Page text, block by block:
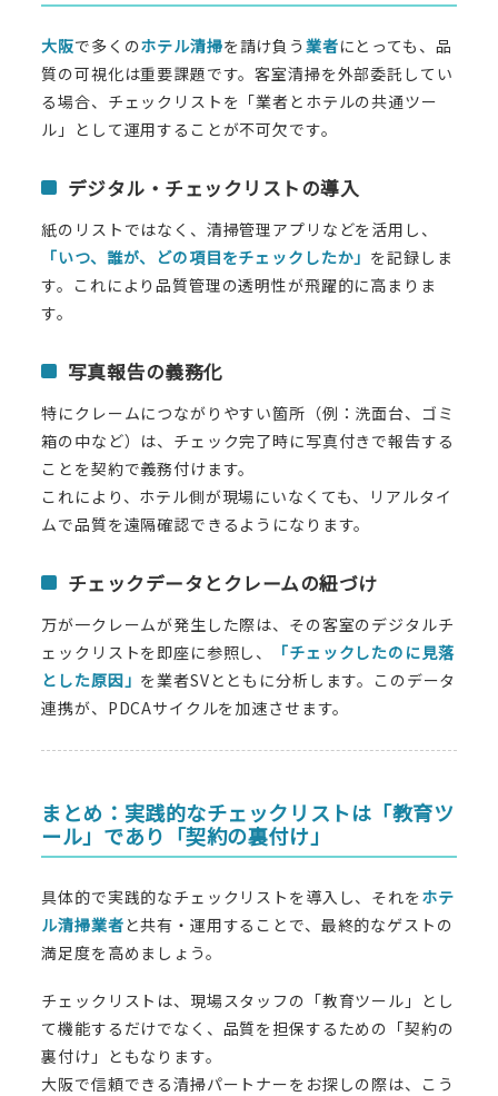
大阪で多くのホテル清掃を請け負う 業者にとっても、品
質の可視化は重要課題です。客室清掃を外部委託してい
る場合、チェックリストを「業者とホテルの共通ツー
ル」として運用することが不可欠です。
デジタル・チェックリストの導入
紙のリストではなく、清掃管理アプリなどを活用し、
「いつ、誰が、どの項目をチェックしたか」 を記録しま
す。これにより品質管理の透明性が飛躍的に高まりま
す。
写真報告の義務化
特にクレームにつながりやすい箇所（例：洗面台、ゴミ
箱の中など）は、チェック完了時に写真付きで報告する
ことを契約で義務付けます。
これにより、ホテル側が現場にいなくても、リアルタイ
ムで品質を遠隔確認できるようになります。
チェックデータとクレームの紐づけ
万が一クレームが発生した際は、その客室のデジタルチ
ェックリストを即座に参照し、
「チェックしたのに見落
とした原因」 を業者SVとともに分析します。このデータ
連携が、PDCAサイクルを加速させます。
まとめ：実践的なチェックリストは「教育ツ
ール」であり「契約の裏付け」
具体的で実践的なチェックリストを導入し、それをホテ
ル清掃業者と共有・運用することで、最終的なゲストの
満足度を高めましょう。
チェックリストは、現場スタッフの「教育ツール」とし
て機能するだけでなく、品質を担保するための「契約の
裏付け」ともなります。
大阪で信頼できる清掃パートナーをお探しの際は、こう